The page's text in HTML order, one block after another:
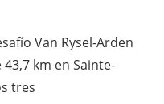
Van Rysel-Arden
km en Sainte-
tres